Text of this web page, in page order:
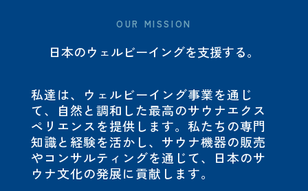
OUR MISSION
日本のウェルビーイングを支援する。
私達は、ウェルビーイング事業を通じ
て、自然と調和した最高のサウナエクス
ペリエンスを提供します。私たちの専門
知識と経験を活かし、サウナ機器の販売
やコンサルティングを通じて、日本のサ
ウナ文化の発展に貢献します。